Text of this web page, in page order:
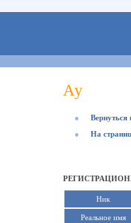
Ау
●
Вернуться
●
На
Ник
Реальное имя